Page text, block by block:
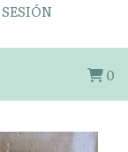
0